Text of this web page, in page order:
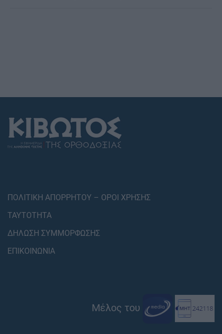
ΠΟΛΙΤΙΚΗ ΑΠΟΡΡΗΤΟΥ – ΟΡΟΙ ΧΡΗΣΗΣ
ΤΑΥΤΟΤΗΤΑ
ΔΗΛΩΣΗ ΣΥΜΜΟΡΦΩΣΗΣ
ΕΠΙΚΟΙΝΩΝΙΑ
Μέλος του